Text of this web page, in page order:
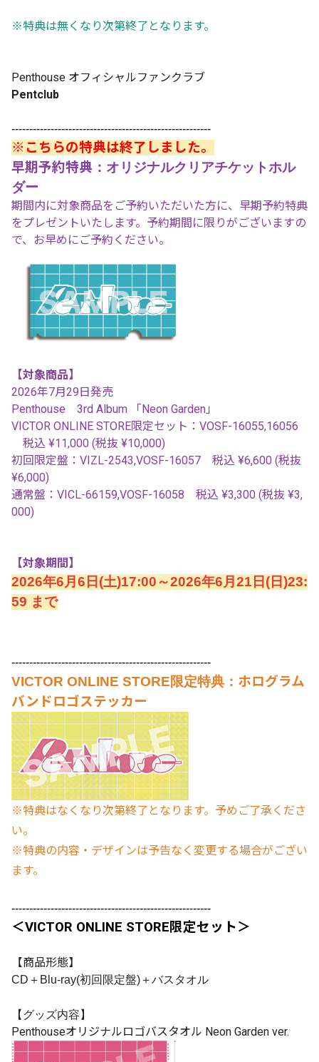
※特典は無くなり次第終了となります。
Penthouse オフィシャルファンクラブ
Pentclub
--------------------------------------------------------
※こちらの特典は終了しました。
早期予約特典 ：オリジナルクリアチケットホル
ダー
期間内に対象商品をご予約いただいた方に、早期予約特典
をプレゼントいたします。予約期間に限りがございますの
で、お早めにご予約ください。
【対象商品】
2026年7月29日発売
Penthouse
3rd Album 「Neon Garden 」
VICTOR ONLINE STORE限定セット：VOSF-16055,16056
税込 ¥11,000 (税抜 ¥10,000)
初回限定盤： VIZL-2543,VOSF-16057 税込 ¥6,600 (税抜
¥6,000)
通常盤： VICL-66159,VOSF-16058 税込 ¥3,300 (税抜 ¥3,
000)
【対象期間】
2026年6月6日 (土)17:00 ～2026年6月 21 日 ( 日)23:
59 まで
--------------------------------------------------------
VICTOR ONLINE STORE限定特典： ホログラム
バンドロゴステッカー
※特典はなくなり次第終了となります。予めご了承くださ
い。
※特典の内容・デザインは予告なく変更する場合がござい
ます。
--------------------------------------------------------
＜VICTOR ONLINE STORE限定セット＞
【商品形態】
CD＋Blu-ray(初回限定盤) ＋バスタオル
【グッズ内容】
Penthouseオリジナルロゴバスタオル Neon Garden ver.